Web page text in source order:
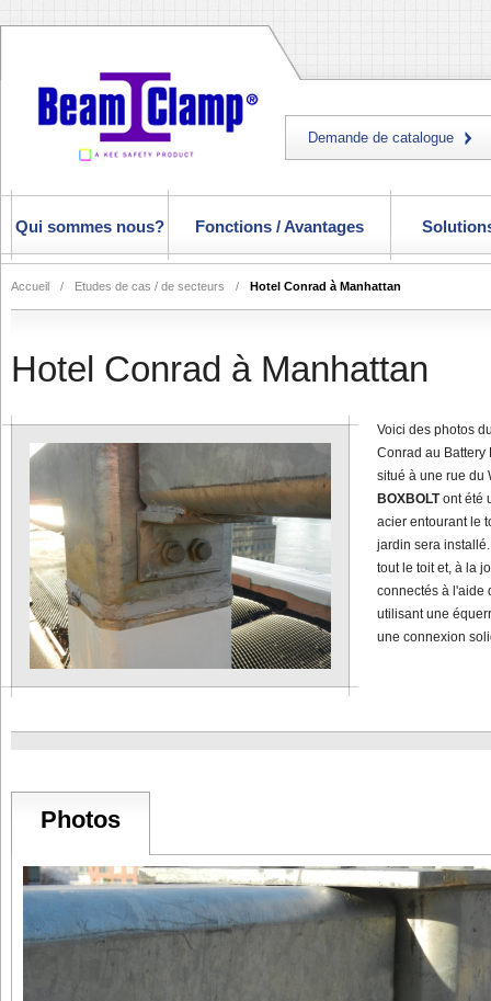
Demande de catalogue
Qui sommes nous? Fonctions / Avantages
Accueil / Etudes de cas / de secteurs / Hotel Conrad à Manhattan
Hotel Conrad à Manhattan
Voici des photos
Conrad au Battery
situé à une rue du
BOXBOLTont été
acier entourant le
jardin sera
tout le toit et, à la
connectés à l'aide
utilisant une
une connexion
Photos